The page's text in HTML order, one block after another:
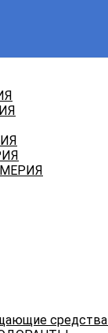
средства